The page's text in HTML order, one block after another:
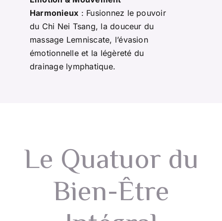
OFFRIR
CONTACT
Harmonieux : Fusionnez le pouvoir
du Chi Nei Tsang, la douceur du
massage Lemniscate, l’évasion
émotionnelle et la légèreté du
drainage lymphatique.
Le Quatuor du
Bien-Être